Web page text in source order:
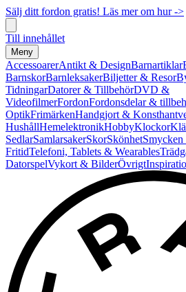
Sälj ditt fordon gratis! Läs mer om hur ->
Till innehållet
Meny
AccessoarerAntikt & DesignBarnartiklar
BarnskorBarnleksakerBiljetter & Resor
TidningarDatorer & TillbehörDVD &
VideofilmerFordonFordonsdelar &
OptikFrimärkenHandgjort &
HushållHemelektronikHobbyKlockor
SedlarSamlarsakerSkorSkönhet
FritidTelefoni, Tablets & Wearables
DatorspelVykort & BilderÖvrigt